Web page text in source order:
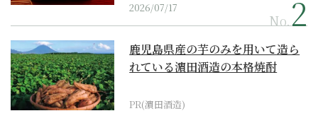
2026/07/17
No.
鹿児島県産の芋のみを用いて造ら
れている濵田酒造の本格焼酎
PR(濵田酒造)